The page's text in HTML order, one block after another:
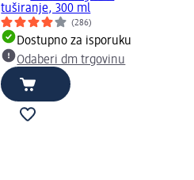
tuširanje, 300 ml
(286)
Dostupno za isporuku
Odaberi dm trgovinu